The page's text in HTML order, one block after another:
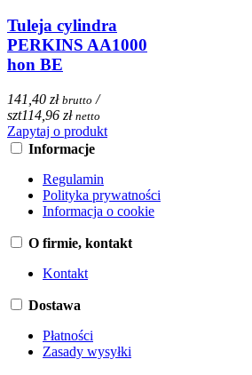
Tuleja cylindra
PERKINS AA1000
hon BE
141,40 zł brutto /
szt114,96 zł netto
Zapytaj o produkt
Informacje
Regulamin
Polityka prywatności
Informacja o cookie
O firmie, kontakt
Kontakt
Dostawa
Płatności
Zasady wysyłki